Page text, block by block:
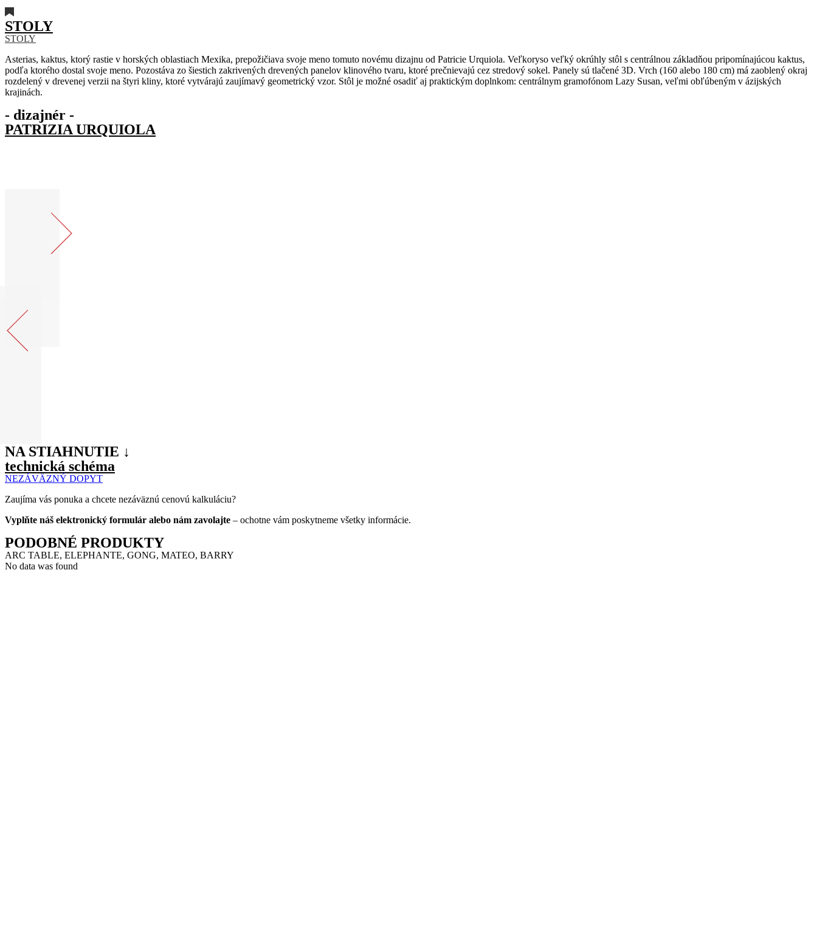
STOLY
STOLY
Asterias, kaktus, ktorý rastie v horských oblastiach Mexika, prepožičiava svoje meno tomuto novému dizajnu od Patricie Urquiola. Veľkoryso veľký okrúhly stôl s centrálnou základňou pripomínajúcou kaktus,
podľa ktorého dostal svoje meno. Pozostáva zo šiestich zakrivených drevených panelov klinového tvaru, ktoré prečnievajú cez stredový sokel. Panely sú tlačené 3D. Vrch (160 alebo 180 cm) má zaoblený okraj
rozdelený v drevenej verzii na štyri kliny, ktoré vytvárajú zaujímavý geometrický vzor. Stôl je možné osadiť aj praktickým doplnkom: centrálnym gramofónom Lazy Susan, veľmi obľúbeným v ázijských
krajinách.
- dizajnér -
PATRIZIA URQUIOLA
NA STIAHNUTIE ↓
technická schéma
NEZÁVÄZNÝ DOPYT
Zaujíma vás ponuka a chcete nezáväznú cenovú kalkuláciu?
Vyplňte náš elektronický formulár alebo nám zavolajte – ochotne vám poskytneme všetky informácie.
PODOBNÉ PRODUKTY
ARC TABLE, ELEPHANTE, GONG, MATEO, BARRY
No data was found